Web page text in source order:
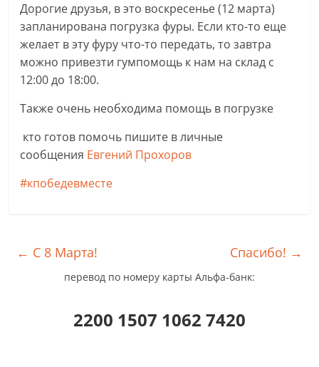
Дорогие друзья, в это воскресенье (12 марта)
запланирована погрузка фуры. Если кто-то еще
желает в эту фуру что-то передать, то завтра
можно привезти гумпомощь к нам на склад с
12:00 до 18:00.
Также очень необходима помощь в погрузке
кто готов помочь пишите в личные
сообщения Евгений Прохоров
#кпобедевместе
← C 8 Марта! Спасибо! →
перевод по номеру карты Альфа-банк:
2200 1507 1062 7420